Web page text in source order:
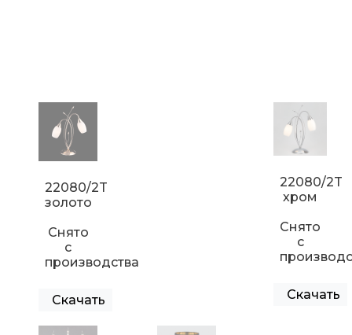
22080/2T
золото
Снято
с
производства
Скачать
22080/2T
хром
Снято
с
Скачать